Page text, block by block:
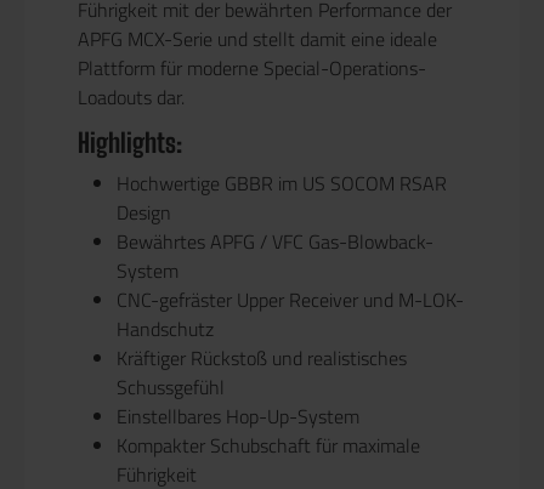
Führigkeit mit der bewährten Performance der
APFG MCX-Serie und stellt damit eine ideale
Plattform für moderne Special-Operations-
Loadouts dar.
Highlights:
Hochwertige GBBR im US SOCOM RSAR
Design
Bewährtes APFG / VFC Gas-Blowback-
System
CNC-gefräster Upper Receiver und M-LOK-
Handschutz
Kräftiger Rückstoß und realistisches
Schussgefühl
Einstellbares Hop-Up-System
Kompakter Schubschaft für maximale
Führigkeit